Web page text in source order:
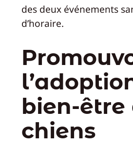
des deux événements
d’horaire.
bien-être
chiens